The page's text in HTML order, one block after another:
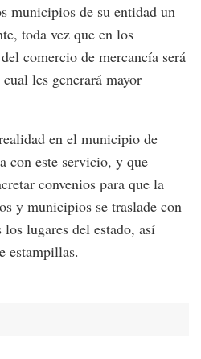
municipios de su entidad un
toda vez que en los
comercio de mercancía será
les generará mayor
en el municipio de
con este servicio, y que
convenios para que la
y municipios se traslade con
lugares del estado, así
estampillas.